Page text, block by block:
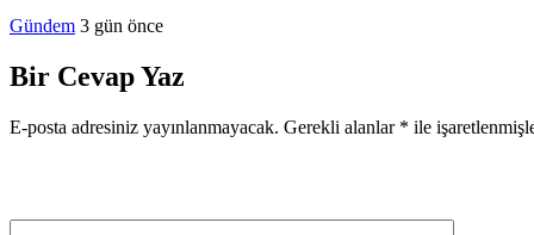
Gündem 3 gün önce
Bir Cevap Yaz
E-posta adresiniz yayınlanmayacak. Gerekli alanlar * ile